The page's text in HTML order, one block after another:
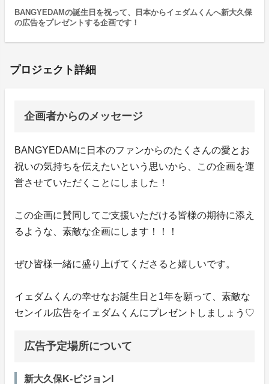
BANGYEDAMの誕生日を祝って、日本からイェダムくんへ新大久保
の広告をプレゼントする企画です！
プロジェクト詳細
企画者からのメッセージ
BANGYEDAMに日本のファンからのたくさんの愛とお
祝いの気持ちを伝えたいという思いから、この企画を運
営させていただくことにしました！
この企画に賛同してご支援いただける皆様の期待に添え
るような、素敵な企画にします！！！
ぜひ皆様一緒に盛り上げてくださると嬉しいです。
イェダムくんの幸せなお誕生日と1年を願って、素敵な
センイル広告をイェダムくんにプレゼントしましょう♡
広告予定場所について
新大久保K-ビジョンI